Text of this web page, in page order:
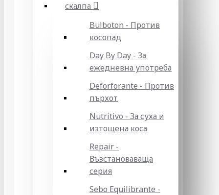
скалпа
Bulboton - Против
косопад
Day By Day - За
ежедневна употреба
Deforforante - Против
пърхот
Nutritivo - За суха и
изтощена коса
Repair -
Възстановаваща
серия
Sebo Equilibrante -